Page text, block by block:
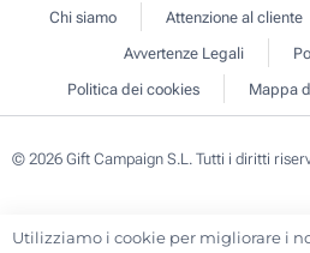
Chi siamo Attenzione al cliente
Avvertenze Legali
Politica dei cookies
Mappa
© 2026 Gift Campaign S.L. Tutti i diritti
Utilizziamo i cookie per migliorare i